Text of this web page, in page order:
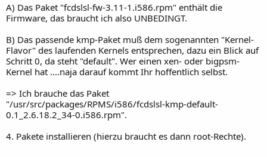
A) Das Paket "fcdslsl-fw-3.11-1.i586.rpm" enthält die
Firmware, das braucht ich also UNBEDINGT.
B) Das passende kmp-Paket muß dem sogenannten "Kernel-
Flavor" des laufenden Kernels entsprechen, dazu ein Blick auf
Schritt 0, da steht "default". Wer einen xen- oder bigpsm-
Kernel hat ....naja darauf kommt Ihr hoffentlich selbst.
=> Ich brauche das Paket
"/usr/src/packages/RPMS/i586/fcdslsl-kmp-default-
0.1_2.6.18.2_34-0.i586.rpm".
4. Pakete installieren (hierzu braucht es dann root-Rechte).